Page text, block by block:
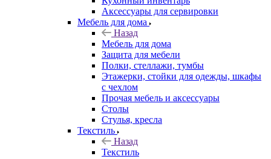
Аксессуары для сервировки
Мебель для дома
Назад
Мебель для дома
Защита для мебели
Полки, стеллажи, тумбы
Этажерки, стойки для одежды, шкафы
с чехлом
Прочая мебель и аксессуары
Столы
Стулья, кресла
Текстиль
Назад
Текстиль